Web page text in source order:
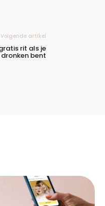
Volgende artikel
rit als je
dronken bent